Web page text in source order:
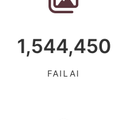
1,544,450
FAILAI